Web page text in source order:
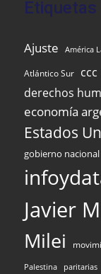
Etiquetas
Ajuste América
Atlántico Sur ccc
derechos
economía
Estados
gobierno nacional
Javier
Milei
Palestina paritarias